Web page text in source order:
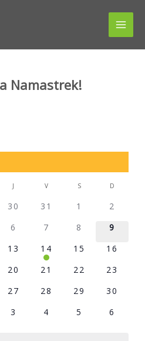
Namastrek!
J VVIERNES SSÁBADO D
30 31 1
2
6 7 8
9
13 14 15
16
20 21 22
23
27 28 29
30
3 4 5 6